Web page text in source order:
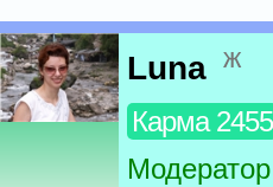
Luna ж
Карма 2455
Модератор